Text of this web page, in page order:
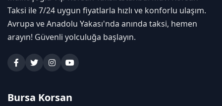
Taksi ile 7/24 uygun fiyatlarla hızlı ve konforlu ulaşım.
Avrupa ve Anadolu Yakası'nda anında taksi, hemen
arayın! Güvenli yolculuğa başlayın.
Bursa Korsan